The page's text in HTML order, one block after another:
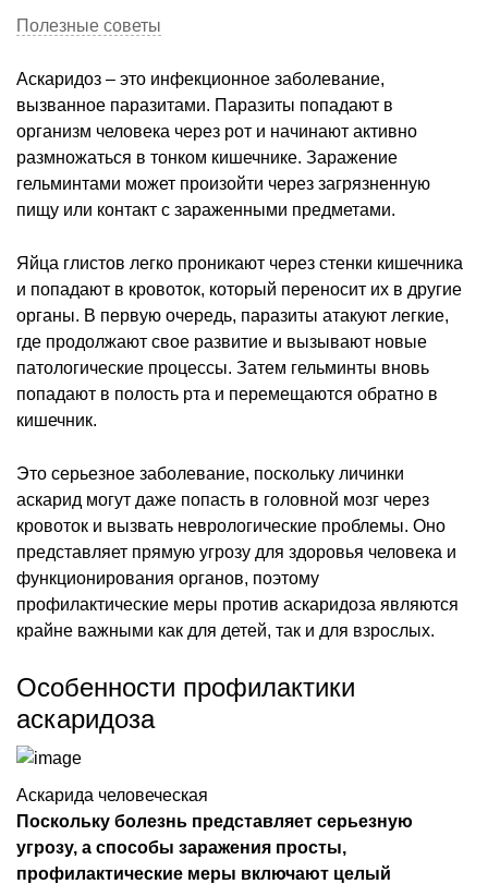
Полезные советы
Аскаридоз – это инфекционное заболевание,
вызванное паразитами. Паразиты попадают в
организм человека через рот и начинают активно
размножаться в тонком кишечнике. Заражение
гельминтами может произойти через загрязненную
пищу или контакт с зараженными предметами.
Яйца глистов легко проникают через стенки кишечника
и попадают в кровоток, который переносит их в другие
органы. В первую очередь, паразиты атакуют легкие,
где продолжают свое развитие и вызывают новые
патологические процессы. Затем гельминты вновь
попадают в полость рта и перемещаются обратно в
кишечник.
Это серьезное заболевание, поскольку личинки
аскарид могут даже попасть в головной мозг через
кровоток и вызвать неврологические проблемы. Оно
представляет прямую угрозу для здоровья человека и
функционирования органов, поэтому
профилактические меры против аскаридоза являются
крайне важными как для детей, так и для взрослых.
Особенности профилактики
аскаридоза
Аскарида человеческая
Поскольку болезнь представляет серьезную
угрозу, а способы заражения просты,
профилактические меры включают целый